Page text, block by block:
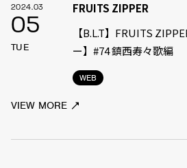
2024.03
05
TUE
WEB
FRUITS ZIPPER
【B.L.T】FRUITS
ー】#74 鎮西寿々歌編
VIEW MORE